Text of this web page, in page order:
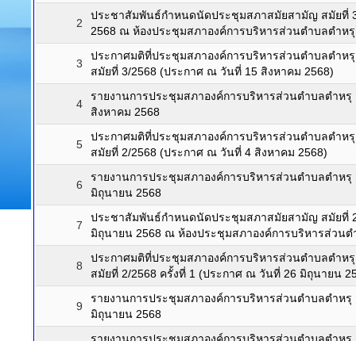
2
ประชาสัมพันธ์กำหนดนัดประชุมสภาสมัยสามัญ สมัยที่
2568 ณ ห้องประชุมสภาองค์การบริหารส่วนตำบลตำหรุ
3
ประกาศมติที่ประชุมสภาองค์การบริหารส่วนตำบลตำห
สมัยที่ 3/2568 (ประกาศ ณ วันที่ 15 สิงหาคม 2568)
4
รายงานการประชุมสภาองค์การบริหารส่วนตำบลตำห
สิงหาคม 2568
5
ประกาศมติที่ประชุมสภาองค์การบริหารส่วนตำบลตำห
สมัยที่ 2/2568 (ประกาศ ณ วันที่ 4 สิงหาคม 2568)
6
รายงานการประชุมสภาองค์การบริหารส่วนตำบลตำห
มิถุนายน 2568
7
ประชาสัมพันธ์กำหนดนัดประชุมสภาสมัยสามัญ สมัยที่
มิถุนายน 2568 ณ ห้องประชุมสภาองค์การบริหารส่วนต
8
ประกาศมติที่ประชุมสภาองค์การบริหารส่วนตำบลตำห
สมัยที่ 2/2568 ครั้งที่ 1 (ประกาศ ณ วันที่ 26 มิถุนายน
9
รายงานการประชุมสภาองค์การบริหารส่วนตำบลตำห
มิถุนายน 2568